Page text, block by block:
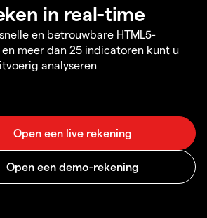
in real-time
en betrouwbare HTML5-
meer dan 25 indicatoren kunt u
analyseren